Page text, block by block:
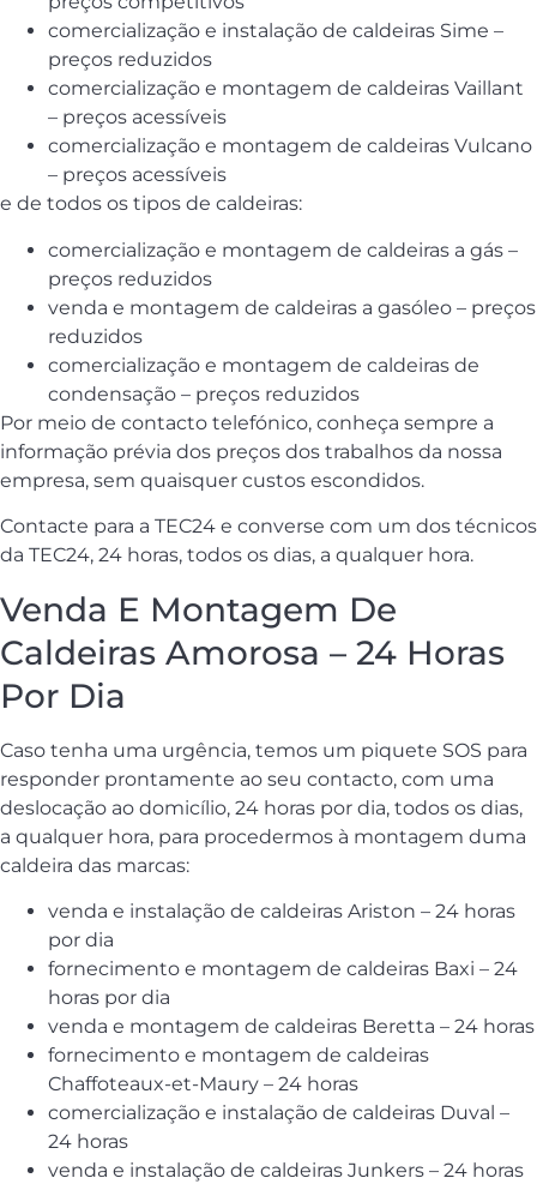
comercialização e instalação de caldeiras Sime –
preços reduzidos
comercialização e montagem de caldeiras Vaillant
– preços acessíveis
comercialização e montagem de caldeiras Vulcano
– preços acessíveis
e de todos os tipos de caldeiras:
comercialização e montagem de caldeiras a gás –
preços reduzidos
venda e montagem de caldeiras a gasóleo – preços
reduzidos
comercialização e montagem de caldeiras de
condensação – preços reduzidos
Por meio de contacto telefónico, conheça sempre a
informação prévia dos preços dos trabalhos da nossa
empresa, sem quaisquer custos escondidos.
Contacte para a TEC24 e converse com um dos técnicos
da TEC24, 24 horas, todos os dias, a qualquer hora.
Venda E Montagem De
Caldeiras Amorosa – 24 Horas
Por Dia
Caso tenha uma urgência, temos um piquete SOS para
responder prontamente ao seu contacto, com uma
deslocação ao domicílio, 24 horas por dia, todos os dias,
a qualquer hora, para procedermos à montagem duma
caldeira das marcas:
venda e instalação de caldeiras Ariston – 24 horas
por dia
fornecimento e montagem de caldeiras Baxi – 24
horas por dia
venda e montagem de caldeiras Beretta – 24 horas
fornecimento e montagem de caldeiras
Chaffoteaux-et-Maury – 24 horas
comercialização e instalação de caldeiras Duval –
24 horas
venda e instalação de caldeiras Junkers – 24 horas